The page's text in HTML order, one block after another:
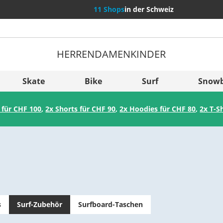
11 Shopsin der Schweiz
Slovenija
België (Nederlands)
HERRENDAMENKINDER
Skate Bike Surf
CHF 100,2x Shorts für CHF 90,2x Hoodies für CHF 80,2x T-
Surf-Zubehör Surfboard-Taschen